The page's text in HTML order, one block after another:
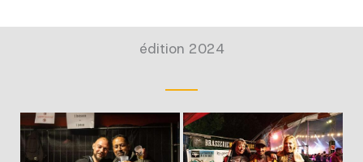
édition 2024